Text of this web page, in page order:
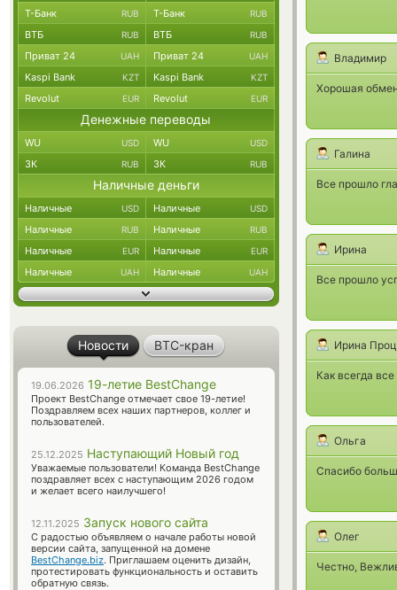
Владимир
Хорошая
Галина
Все прошло
Ирина
Все прошло
Ирина
Как всегда
Ольга
Спасибо
Олег
Честно,
Т-Банк RUB Т-Банк RUB
ВТБ RUB ВТБ RUB
Приват 24 UAH Приват 24 UAH
Kaspi Bank KZT Kaspi Bank KZT
Revolut EUR Revolut EUR
Денежные переводы
WU USD WU USD
ЗК RUB ЗК RUB
Наличные деньги
Наличные USD Наличные USD
Наличные RUB Наличные RUB
Наличные EUR Наличные EUR
Наличные UAH Наличные UAH
Новости BTC-кран
19.06.2026 19-летие BestChange
Проект BestChange отмечает свое 19-летие!
Поздравляем всех наших партнеров, коллег и
пользователей.
25.12.2025 Наступающий Новый год
Уважаемые пользователи! Команда BestChange
поздравляет всех с наступающим 2026 годом
и желает всего наилучшего!
12.11.2025 Запуск нового сайта
С радостью объявляем о начале работы новой
версии сайта, запущенной на домене
BestChange.biz. Приглашаем оценить дизайн,
протестировать функциональность и оставить
обратную связь.